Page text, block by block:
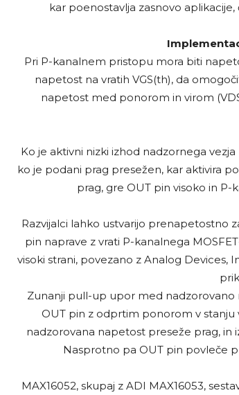
kar poenostavlja zasnovo
Pri P-kanalnem pristopu mora biti
napetost na vratih VGS(th), da
napetost med ponorom in virom
Ko je aktivni nizki izhod nadzornega
ko je podani prag presežen, kar aktivira
prag, gre OUT pin visoko in
Razvijalci lahko ustvarijo prenapetostno
pin naprave z vrati P-kanalnega
visoki strani, povezano z Analog Devices,
Zunanji pull-up upor med nadzorovano
OUT pin z odprtim ponorom v
nadzorovana napetost preseže prag,
Nasprotno pa OUT pin povleče
MAX16052, skupaj z ADI MAX16053,